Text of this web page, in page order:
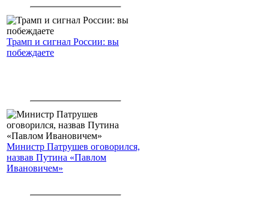
Трамп и сигнал России: вы
побеждаете
Министр Патрушев оговорился,
назвав Путина «Павлом
Ивановичем»